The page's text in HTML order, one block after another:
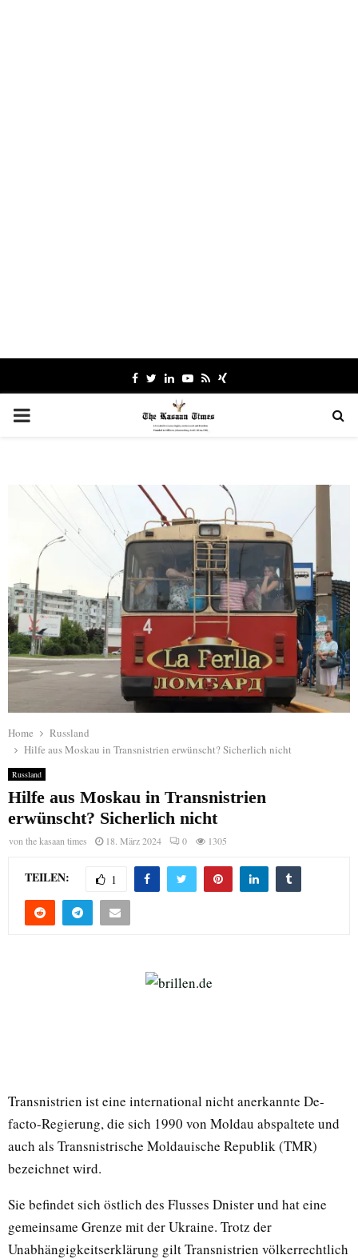
Facebook
TwitterLinkedinYoutube
RssXing
PRIMARY
Home
Russland
Hilfe aus Moskau in Transnistrien erwünscht? Sicherlich nicht
Russland
Hilfe aus Moskau in Transnistrien
erwünscht? Sicherlich nicht
vonthe kasaan times 18. März 2024 0 1305
TEILEN: 1
Transnistrien ist eine international nicht anerkannte De-
facto-Regierung, die sich 1990 von Moldau abspaltete und
auch als Transnistrische Moldauische Republik (TMR)
bezeichnet wird.
Sie befindet sich östlich des Flusses Dnister und hat eine
gemeinsame Grenze mit der Ukraine. Trotz der
Unabhängigkeitserklärung gilt Transnistrien völkerrechtlich